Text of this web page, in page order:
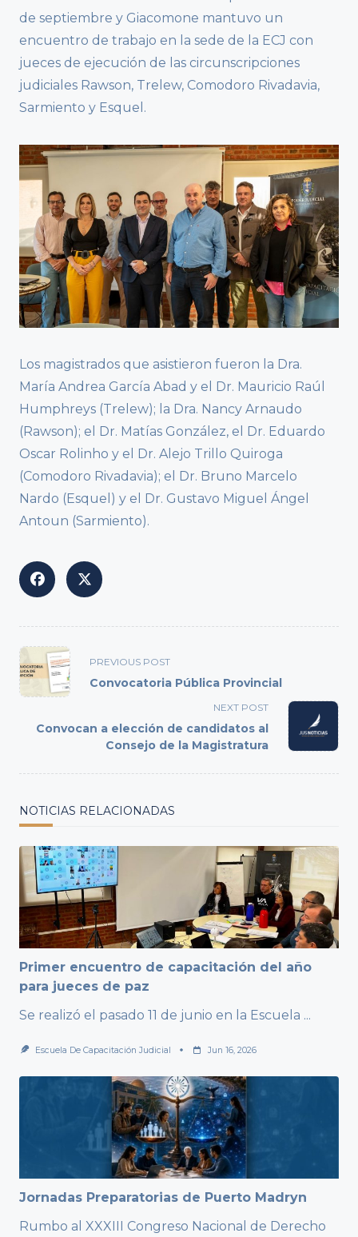
de septiembre y Giacomone mantuvo un
encuentro de trabajo en la sede de la ECJ con
jueces de ejecución de las circunscripciones
judiciales Rawson, Trelew, Comodoro Rivadavia,
Sarmiento y Esquel.
Los magistrados que asistieron fueron la Dra.
María Andrea García Abad y el Dr. Mauricio Raúl
Humphreys (Trelew); la Dra. Nancy Arnaudo
(Rawson); el Dr. Matías González, el Dr. Eduardo
Oscar Rolinho y el Dr. Alejo Trillo Quiroga
(Comodoro Rivadavia); el Dr. Bruno Marcelo
Nardo (Esquel) y el Dr. Gustavo Miguel Ángel
Antoun (Sarmiento).
<span
class="nav-
subtitle
reader-
text">Page</span>
PREVIOUS POST
Convocatoria Pública Provincial
NEXT POST
Convocan a elección de candidatos al
Consejo de la Magistratura
NOTICIAS RELACIONADAS
Primer encuentro de capacitación del año
para jueces de paz
Se realizó el pasado 11 de junio en la Escuela ...
Escuela De Capacitación Judicial Jun 16, 2026
Jornadas Preparatorias de Puerto Madryn
Rumbo al XXXIII Congreso Nacional de Derecho